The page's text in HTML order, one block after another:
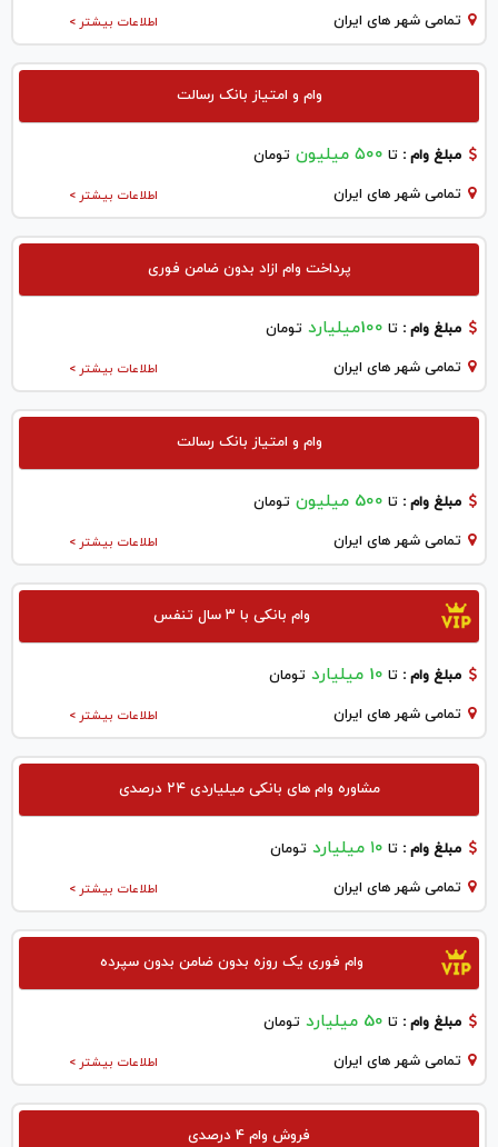
اطلاعات بیشتر > تمامی شهر های ایران
وام و امتیاز بانک رسالت
مبلغ وام : تا ۵۰۰ میلیون تومان
اطلاعات بیشتر > تمامی شهر های ایران
پرداخت وام ازاد بدون ضامن فوری
مبلغ وام : تا 100میلیارد تومان
اطلاعات بیشتر > تمامی شهر های ایران
وام و امتیاز بانک رسالت
مبلغ وام : تا 500 میلیون تومان
اطلاعات بیشتر > تمامی شهر های ایران
وام بانکی با ۳ سال تنفس
مبلغ وام : تا 10 میلیارد تومان
اطلاعات بیشتر > تمامی شهر های ایران
مشاوره وام های بانکی میلیاردی ۲۴ درصدی
مبلغ وام : تا ۱۰ میلیارد تومان
اطلاعات بیشتر > تمامی شهر های ایران
وام فوری یک روزه بدون ضامن بدون سپرده
مبلغ وام : تا 50 میلیارد تومان
اطلاعات بیشتر > تمامی شهر های ایران
فروش وام 4 درصدی